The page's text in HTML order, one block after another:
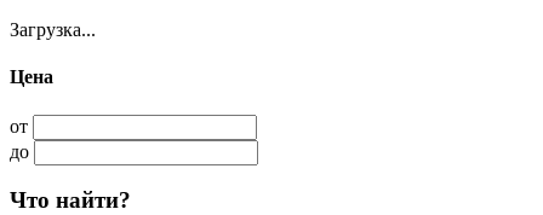
Загрузка...
Цена
от
до
Что найти?